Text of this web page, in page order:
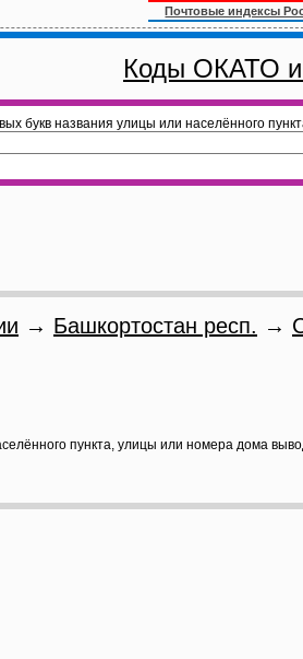
Почтовые индексы
Коды ОКАТО
букв названия улицы или населённого
→ Башкортостан респ. →
пункта, улицы или номера дома